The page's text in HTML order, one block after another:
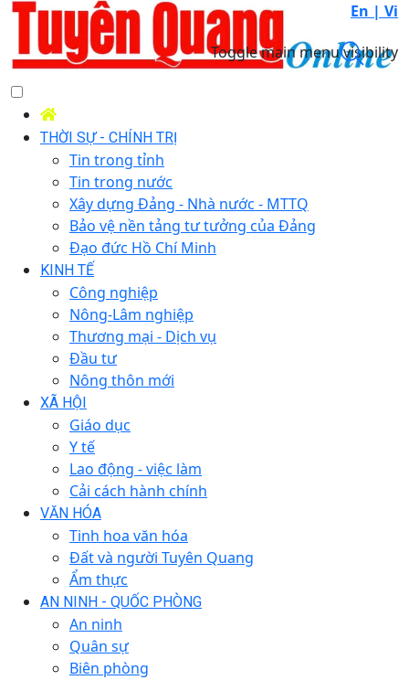
En | Vi
Toggle main menu visibility
THỜI SỰ - CHÍNH TRỊ
Tin trong tỉnh
Tin trong nước
Xây dựng Đảng - Nhà nước - MTTQ
Bảo vệ nền tảng tư tưởng của Đảng
Đạo đức Hồ Chí Minh
KINH TẾ
Công nghiệp
Nông-Lâm nghiệp
Thương mại - Dịch vụ
Đầu tư
Nông thôn mới
XÃ HỘI
Giáo dục
Y tế
Lao động - việc làm
Cải cách hành chính
VĂN HÓA
Tinh hoa văn hóa
Đất và người Tuyên Quang
Ẩm thực
AN NINH - QUỐC PHÒNG
An ninh
Quân sự
Biên phòng